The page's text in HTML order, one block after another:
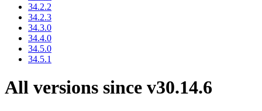
34.2.2
34.2.3
34.3.0
34.4.0
34.5.0
34.5.1
All versions since v30.14.6